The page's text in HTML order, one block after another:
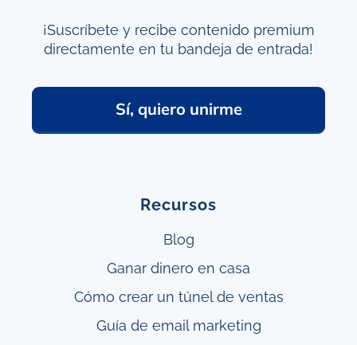
¡Suscríbete y recibe contenido premium
directamente en tu bandeja de entrada!
Sí, quiero unirme
Recursos
Blog
Ganar dinero en casa
Cómo crear un túnelde ventas
Guía de email marketing